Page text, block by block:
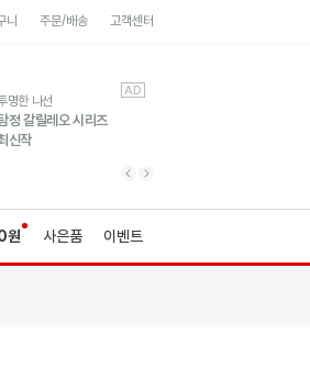
니 주문/배송 고객센터
독하게 돈 공부
럽 도시 기행3
성한 서사와 인문학적
찰!
AD
명한 나선
정 갈릴레오 시리즈
신작
AD
원 사은품 이벤트